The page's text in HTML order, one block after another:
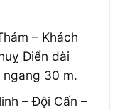
– Khách
Điển dài
ngang 30 m.
– Đội Cấn –